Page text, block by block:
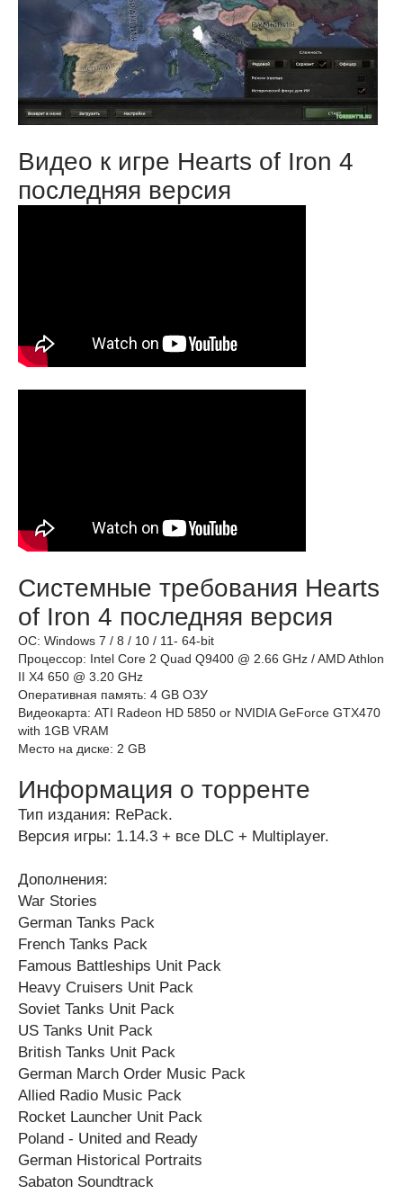
Видео к игре Hearts of Iron 4
последняя версия
Системные требования Hearts
of Iron 4 последняя версия
ОС: Windows 7 / 8 / 10 / 11- 64-bit
Процессор: Intel Core 2 Quad Q9400 @ 2.66 GHz / AMD Athlon
II X4 650 @ 3.20 GHz
Оперативная память: 4 GB ОЗУ
Видеокарта: ATI Radeon HD 5850 or NVIDIA GeForce GTX470
with 1GB VRAM
Место на диске: 2 GB
Информация о торренте
Тип издания: RePack.
Версия игры: 1.14.3 + все DLC + Multiplayer.
Дополнения:
War Stories
German Tanks Pack
French Tanks Pack
Famous Battleships Unit Pack
Heavy Cruisers Unit Pack
Soviet Tanks Unit Pack
US Tanks Unit Pack
British Tanks Unit Pack
German March Order Music Pack
Allied Radio Music Pack
Rocket Launcher Unit Pack
Poland - United and Ready
German Historical Portraits
Sabaton Soundtrack